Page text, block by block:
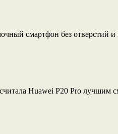
смартфон без отверстий
Huawei P20 Pro лучшим